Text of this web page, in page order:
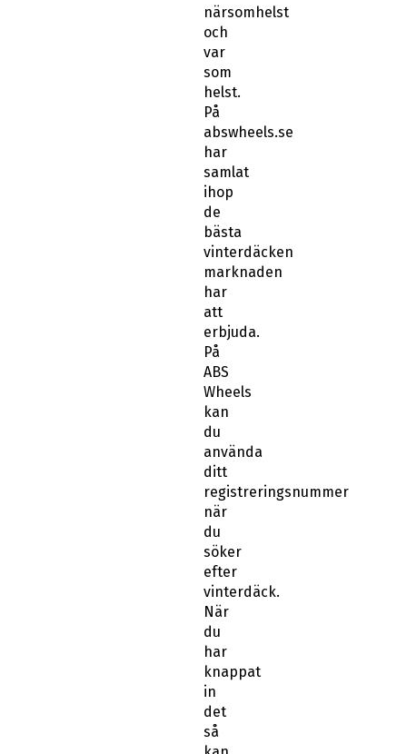
och
var
som
helst.
På
abswheels.se
har
samlat
ihop
de
bästa
vinterdäcken
marknaden
har
att
erbjuda.
På
ABS
Wheels
kan
du
använda
ditt
registreringsnummer
när
du
söker
efter
vinterdäck.
När
du
har
knappat
in
det
så
kan
du